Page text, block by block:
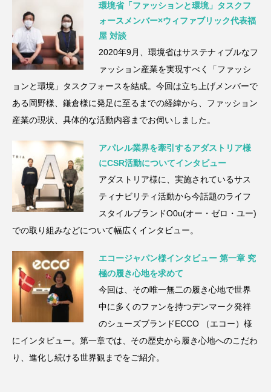
環境省「ファッションと環境」タスクフ
ォースメンバー×ウィファブリック代表福
屋 対談
2020年9月、環境省はサステナィブルなフ
ァッション産業を実現すべく「ファッシ
ョンと環境」タスクフォースを結成。今回は立ち上げメンバーで
ある岡野様、鎌倉様に発足に至るまでの経緯から、ファッション
産業の現状、具体的な活動内容までお伺いしました。
アパレル業界を牽引するアダストリア様
にCSR活動についてインタビュー
アダストリア様に、実施されているサス
ティナビリティ活動から今話題のライフ
スタイルブランドO0u(オー・ゼロ・ユー)
での取り組みなどについて幅広くインタビュー。
エコージャパン様インタビュー 第一章 究
極の履き心地を求めて
今回は、その唯一無二の履き心地で世界
中に多くのファンを持つデンマーク発祥
のシューズブランドECCO （エコー）様
にインタビュー。第一章では、その歴史から履き心地へのこだわ
り、進化し続ける世界観までをご紹介。